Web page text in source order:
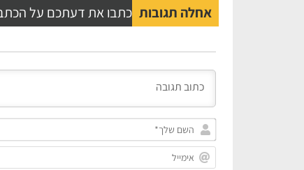
אחלה תגובות כתבו את דעתכם על